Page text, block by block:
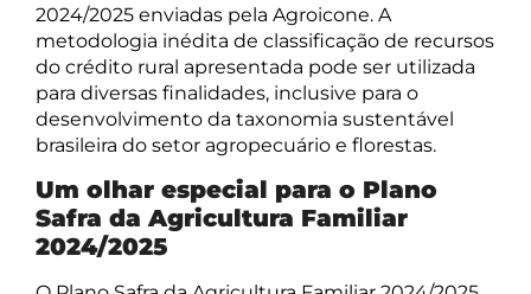
2024/2025 enviadas pela Agroicone. A
metodologia inédita de classificação de recursos
do crédito rural apresentada pode ser utilizada
para diversas finalidades, inclusive para o
desenvolvimento da taxonomia sustentável
brasileira do setor agropecuário e florestas.
Um olhar especial para o Plano
Safra da Agricultura Familiar
2024/2025